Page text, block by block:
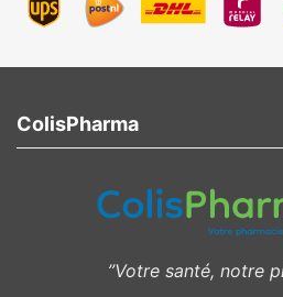
ColisPharma
”Votre santé, notre